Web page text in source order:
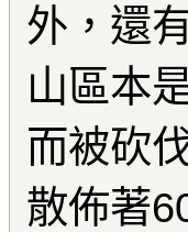
外，還
山區本
而被砍
散佈著